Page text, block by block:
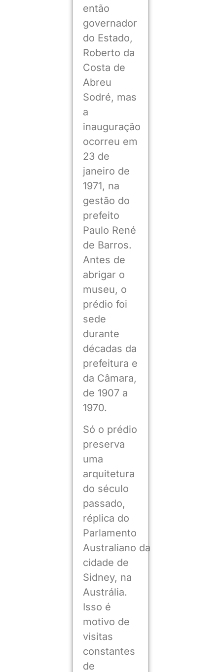
então
governador
do Estado,
Roberto da
Costa de
Abreu
Sodré, mas
a
inauguração
ocorreu em
23 de
janeiro de
1971, na
gestão do
prefeito
Paulo René
de Barros.
Antes de
abrigar o
museu, o
prédio foi
sede
durante
décadas da
prefeitura e
da Câmara,
de 1907 a
1970.
Só o prédio
preserva
uma
arquitetura
do século
passado,
réplica do
Parlamento
Australiano da
cidade de
Sidney, na
Austrália.
Isso é
motivo de
visitas
constantes
de